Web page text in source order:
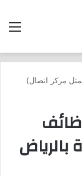
مركز اتصال)